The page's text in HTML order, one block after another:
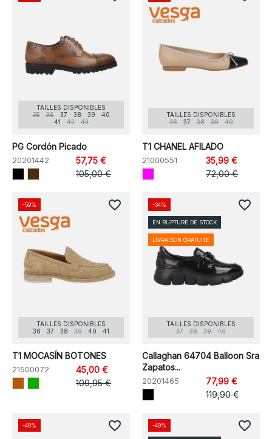
TAILLES DISPONIBLES
35
36 37 38 39
40
41
42 43
PG Cordón Picado
20201442
57,75 €
105,00 €
TAILLES DISPONIBLES
36
37 38 39 40
T1 CHANEL AFILADO
21000551
35,99 €
72,00 €
TAILLES DISPONIBLES
36
37 38 39 40 41
T1 MOCASÍN BOTONES
21500072
45,00 €
109,95 €
-59% favorite_border
TAILLES DISPONIBLES
37
38 39 40
Callaghan 64704 Balloon Sra
Zapatos...
20201465
77,99 €
119,90 €
-34%
EN RUPTURE DE STOCK
LIVRAISON GRATUITE
favorite_border
-40% favorite_border -49% favorite_border